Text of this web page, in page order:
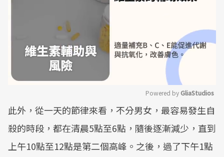
Mute
Powered by GliaStudios
此外，從一天的節律來看，不分男女，最容易發生自
殺的時段，都在清晨5點至6點，隨後逐漸減少，直到
上午10點至12點是第二個高峰。之後，過了下午1點